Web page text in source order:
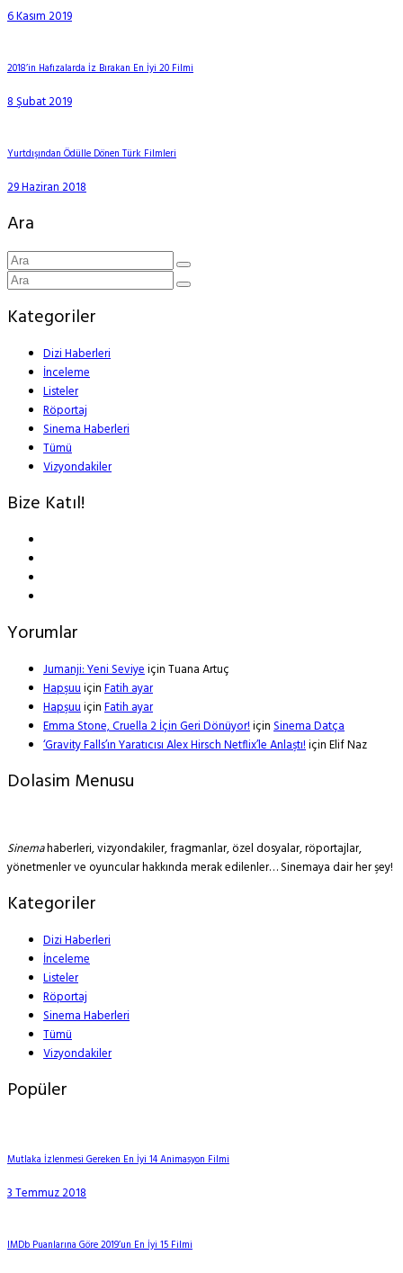
6 Kasım 2019
2018’in Hafızalarda İz Bırakan En İyi 20 Filmi
8 Şubat 2019
Yurtdışından Ödülle Dönen Türk Filmleri
29 Haziran 2018
Ara
Kategoriler
Dizi Haberleri
İnceleme
Listeler
Röportaj
Sinema Haberleri
Tümü
Vizyondakiler
Bize Katıl!
Yorumlar
Jumanji: Yeni SeviyeiçinTuana Artuç
HapşuuiçinFatih ayar
HapşuuiçinFatih ayar
Emma Stone, Cruella 2 İçin Geri Dönüyor!içinSinema Datça
‘Gravity Falls’ın Yaratıcısı Alex Hirsch Netflix’le Anlaştı!içinElif Naz
Dolasim Menusu
Sinemahaberleri, vizyondakiler, fragmanlar, özel dosyalar, röportajlar,
yönetmenler ve oyuncular hakkında merak edilenler… Sinemaya dair her şey!
Kategoriler
Dizi Haberleri
İnceleme
Listeler
Röportaj
Sinema Haberleri
Tümü
Vizyondakiler
Popüler
Mutlaka İzlenmesi Gereken En İyi 14 Animasyon Filmi
3 Temmuz 2018
IMDb Puanlarına Göre 2019’un En İyi 15 Filmi